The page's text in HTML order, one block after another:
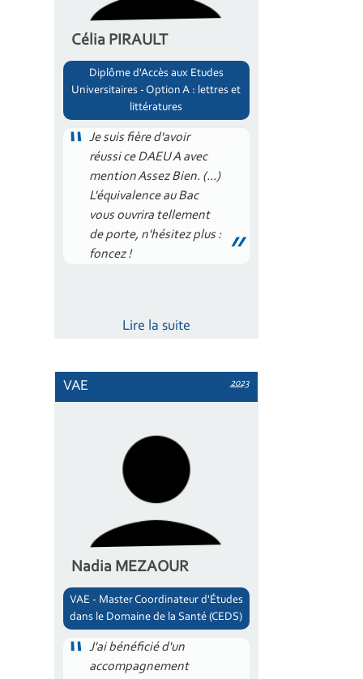
Célia PIRAULT
Diplôme d'Accès aux Etudes
Universitaires - Option A : lettres et
littératures
Je suis fière d'avoir
réussi ce DAEU A avec
mention Assez Bien. (...)
L'équivalence au Bac
vous ouvrira tellement
de porte, n'hésitez plus :
foncez !
Lire la suite
VAE 2023
Nadia MEZAOUR
VAE - Master Coordinateur d'Études
dans le Domaine de la Santé (CEDS)
J'ai bénéficié d'un
accompagnement